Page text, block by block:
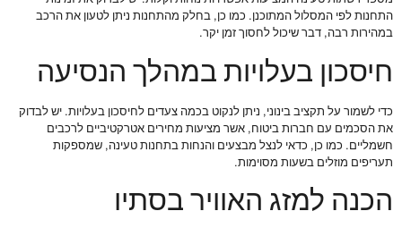
התחנות לפי המסלול המתוכנן. כמו כן, בחלק מהתחנות ניתן לטעון את הרכב
במהירות רבה, דבר שיכול לחסוך זמן יקר.
חיסכון בעלויות במהלך הנסיעה
כדי לשמור על תקציב בינוני, ניתן לנקוט בכמה צעדים לחיסכון בעלויות. יש לבדוק
את הסכמים עם חברות ביטוח, אשר מציעות מחירים אטרקטיביים לרכבים
חשמליים. כמו כן, כדאי לנצל מבצעים והנחות בתחנות טעינה, שמספקות
תעריפים מוזלים בשעות מסוימות.
הכנה למזג האוויר בסתיו